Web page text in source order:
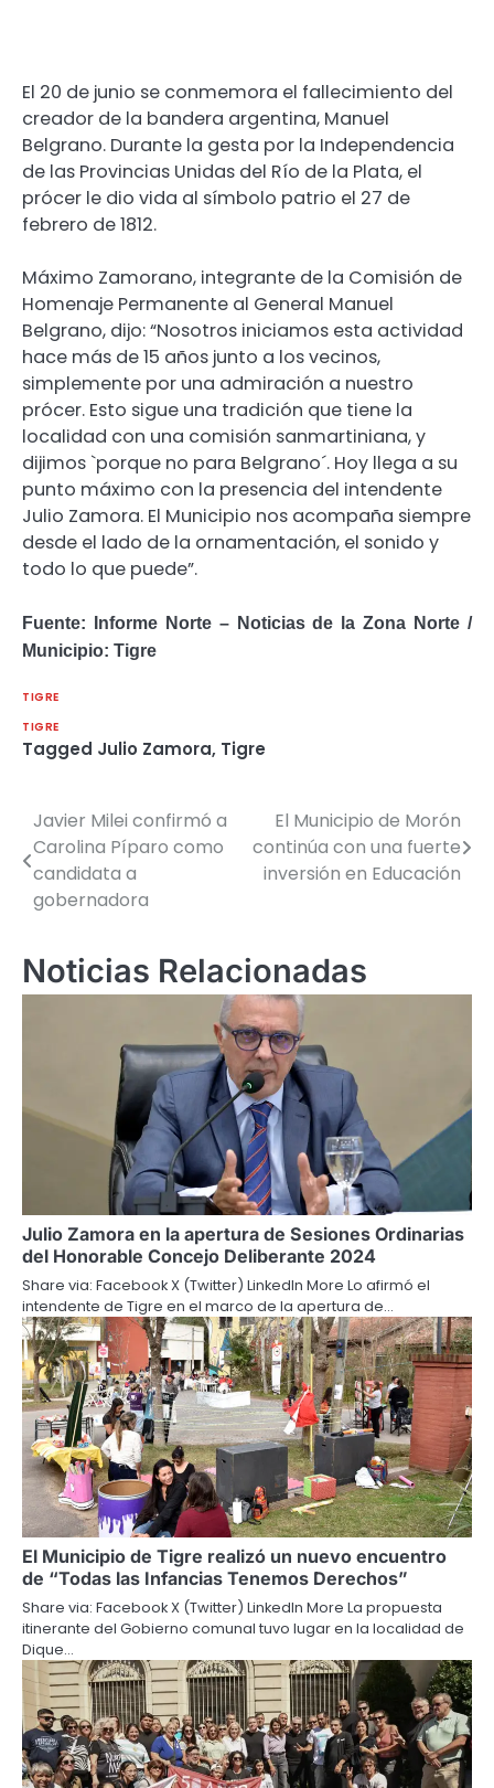
El 20 de junio se conmemora el fallecimiento del
creador de la bandera argentina, Manuel
Belgrano. Durante la gesta por la Independencia
de las Provincias Unidas del Río de la Plata, el
prócer le dio vida al símbolo patrio el 27 de
febrero de 1812.
Máximo Zamorano, integrante de la Comisión de
Homenaje Permanente al General Manuel
Belgrano, dijo: “Nosotros iniciamos esta actividad
hace más de 15 años junto a los vecinos,
simplemente por una admiración a nuestro
prócer. Esto sigue una tradición que tiene la
localidad con una comisión sanmartiniana, y
dijimos `porque no para Belgrano´. Hoy llega a su
punto máximo con la presencia del intendente
Julio Zamora. El Municipio nos acompaña siempre
desde el lado de la ornamentación, el sonido y
todo lo que puede”.
Fuente: Informe Norte – Noticias de la Zona Norte /
Municipio: Tigre
TIGRE
TIGRE
Tagged Julio Zamora, Tigre
Navegación
de
entradas
Javier Milei confirmó a
Carolina Píparo como
candidata a
gobernadora
El Municipio de Morón
continúa con una fuerte
inversión en Educación
Noticias Relacionadas
Julio Zamora en la apertura de Sesiones Ordinarias
del Honorable Concejo Deliberante 2024
Share via: Facebook X (Twitter) LinkedIn More Lo afirmó el
intendente de Tigre en el marco de la apertura de…
El Municipio de Tigre realizó un nuevo encuentro
de “Todas las Infancias Tenemos Derechos”
Share via: Facebook X (Twitter) LinkedIn More La propuesta
itinerante del Gobierno comunal tuvo lugar en la localidad de
Dique…